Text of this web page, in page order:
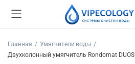
Главная
Умягчители воды
Двухколонный умягчитель Rondomat DUOS